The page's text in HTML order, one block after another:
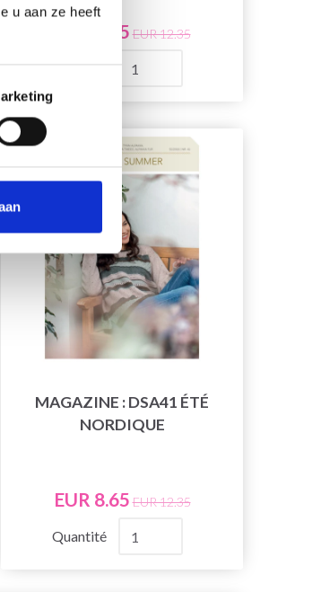
u aan ze heeft
EUR 8.65 EUR 12.35
Quantité
29% de réduction
MAGAZINE : DSA41 ÉTÉ
NORDIQUE
EUR 8.65 EUR 12.35
Quantité